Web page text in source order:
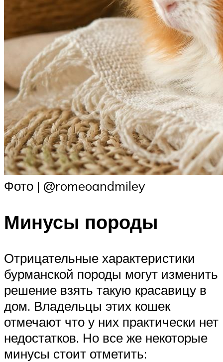
Фото | @romeoandmiley
Минусы породы
Отрицательные характеристики
бурманской породы могут изменить
решение взять такую красавицу в
дом. Владельцы этих кошек
отмечают что у них практически нет
недостатков. Но все же некоторые
минусы стоит отметить: